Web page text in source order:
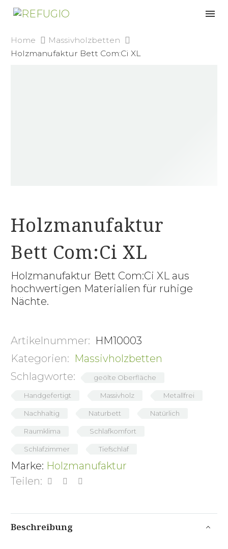
Home
Massivholzbetten
Holzmanufaktur Bett Com:Ci XL
Holzmanufaktur
Bett Com:Ci XL
Holzmanufaktur Bett Com:Ci XL aus
hochwertigen Materialien für ruhige
Nächte.
Artikelnummer: HM10003
Kategorien: Massivholzbetten
Schlagworte:
geölte Oberfläche
Handgefertigt Massivholz Metallfrei
Nachhaltig Naturbett Natürlich
Raumklima Schlafkomfort
Schlafzimmer Tiefschlaf
Marke: Holzmanufaktur
Teilen:
Beschreibung